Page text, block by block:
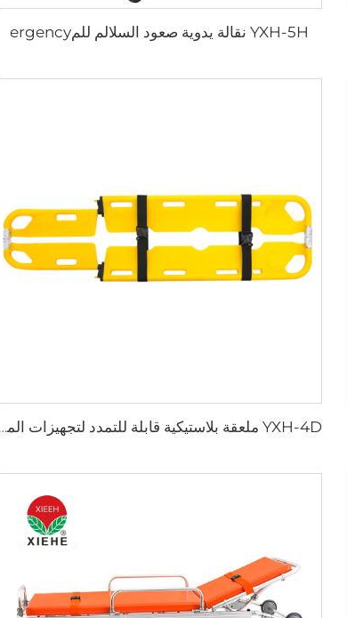
YXH-5H نقالة يدوية صعود السلالم للمergency
YXH-4D ملعقة بلاستيكية قابلة للتمدد لتجهيزات المستشفيات الطبية